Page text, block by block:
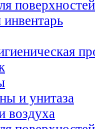
поверхностей
и унитаза
воздуха